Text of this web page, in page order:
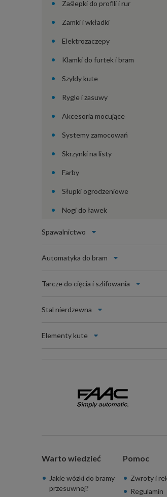
Zaślepki do profili i rur
Zamki i wkładki
Elektrozaczepy
Klamki do furtek i bram
Szyldy kute
Rygle i zasuwy
Akcesoria mocujące
Systemy zamocowań
Skrzynki na listy
Farby
Słupki ogrodzeniowe
Nogi do ławek
Spawalnictwo
Automatyka do bram
Tarcze do cięcia i szlifowania
Stal nierdzewna
Elementy kute
Warto wiedzieć
Jakie wózki do bramy
przesuwnej?
Pomoc
Zwroty i
Regulamin